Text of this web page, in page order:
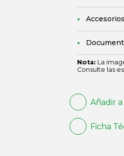
Nota: La
Consulte las
Añadir a
Ficha